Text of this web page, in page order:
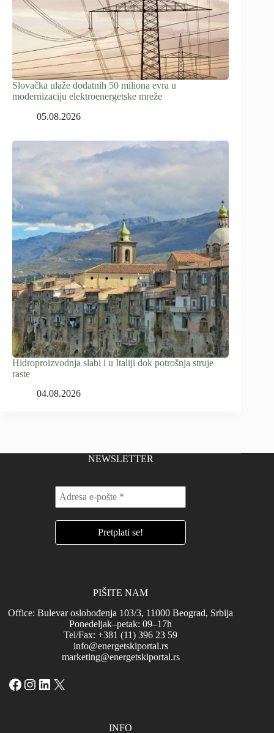
Slovačka ulaže dodatnih 50 miliona evra u
modernizaciju elektroenergetske mreže
05.08.2026
Hidroproizvodnja slabi i u Italiji dok potrošnja struje
raste
04.08.2026
NEWSLETTER
PIŠITE NAM
Office: Bulevar oslobođenja 103/3, 11000 Beograd, Srbija
Ponedeljak–petak: 09–17h
Tel/Fax: +381 (11) 396 23 59
info@energetskiportal.rs
marketing@energetskiportal.rs
Facebook
Instagram
LinkedIn
X
INFO